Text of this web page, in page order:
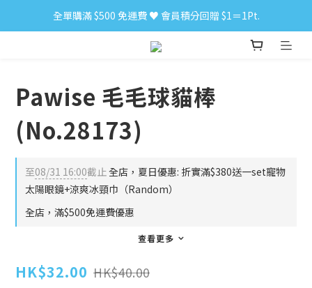
小食購滿 $300 順豐免運費 ‼
全單購滿 $500 免運費 ♥︎ 會員積分回贈 $1＝1Pt.
小食購滿 $300 順豐免運費 ‼
Pawise 毛毛球貓棒
(No.28173)
至08/31 16:00截止全店，夏日優惠: 折實滿$380送一set寵物
太陽眼鏡+涼爽冰頸巾（Random）
全店，滿$500免運費優惠
查看更多
HK$32.00 HK$40.00